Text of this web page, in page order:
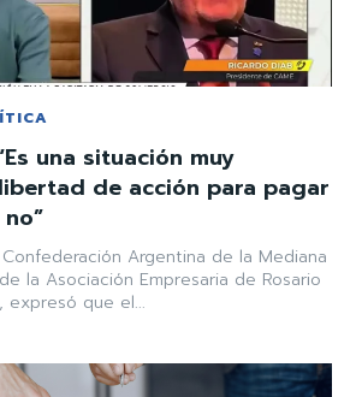
una situación muy
de acción para pagar
Argentina de la Mediana
la Asociación Empresaria de Rosario
expresó que el...